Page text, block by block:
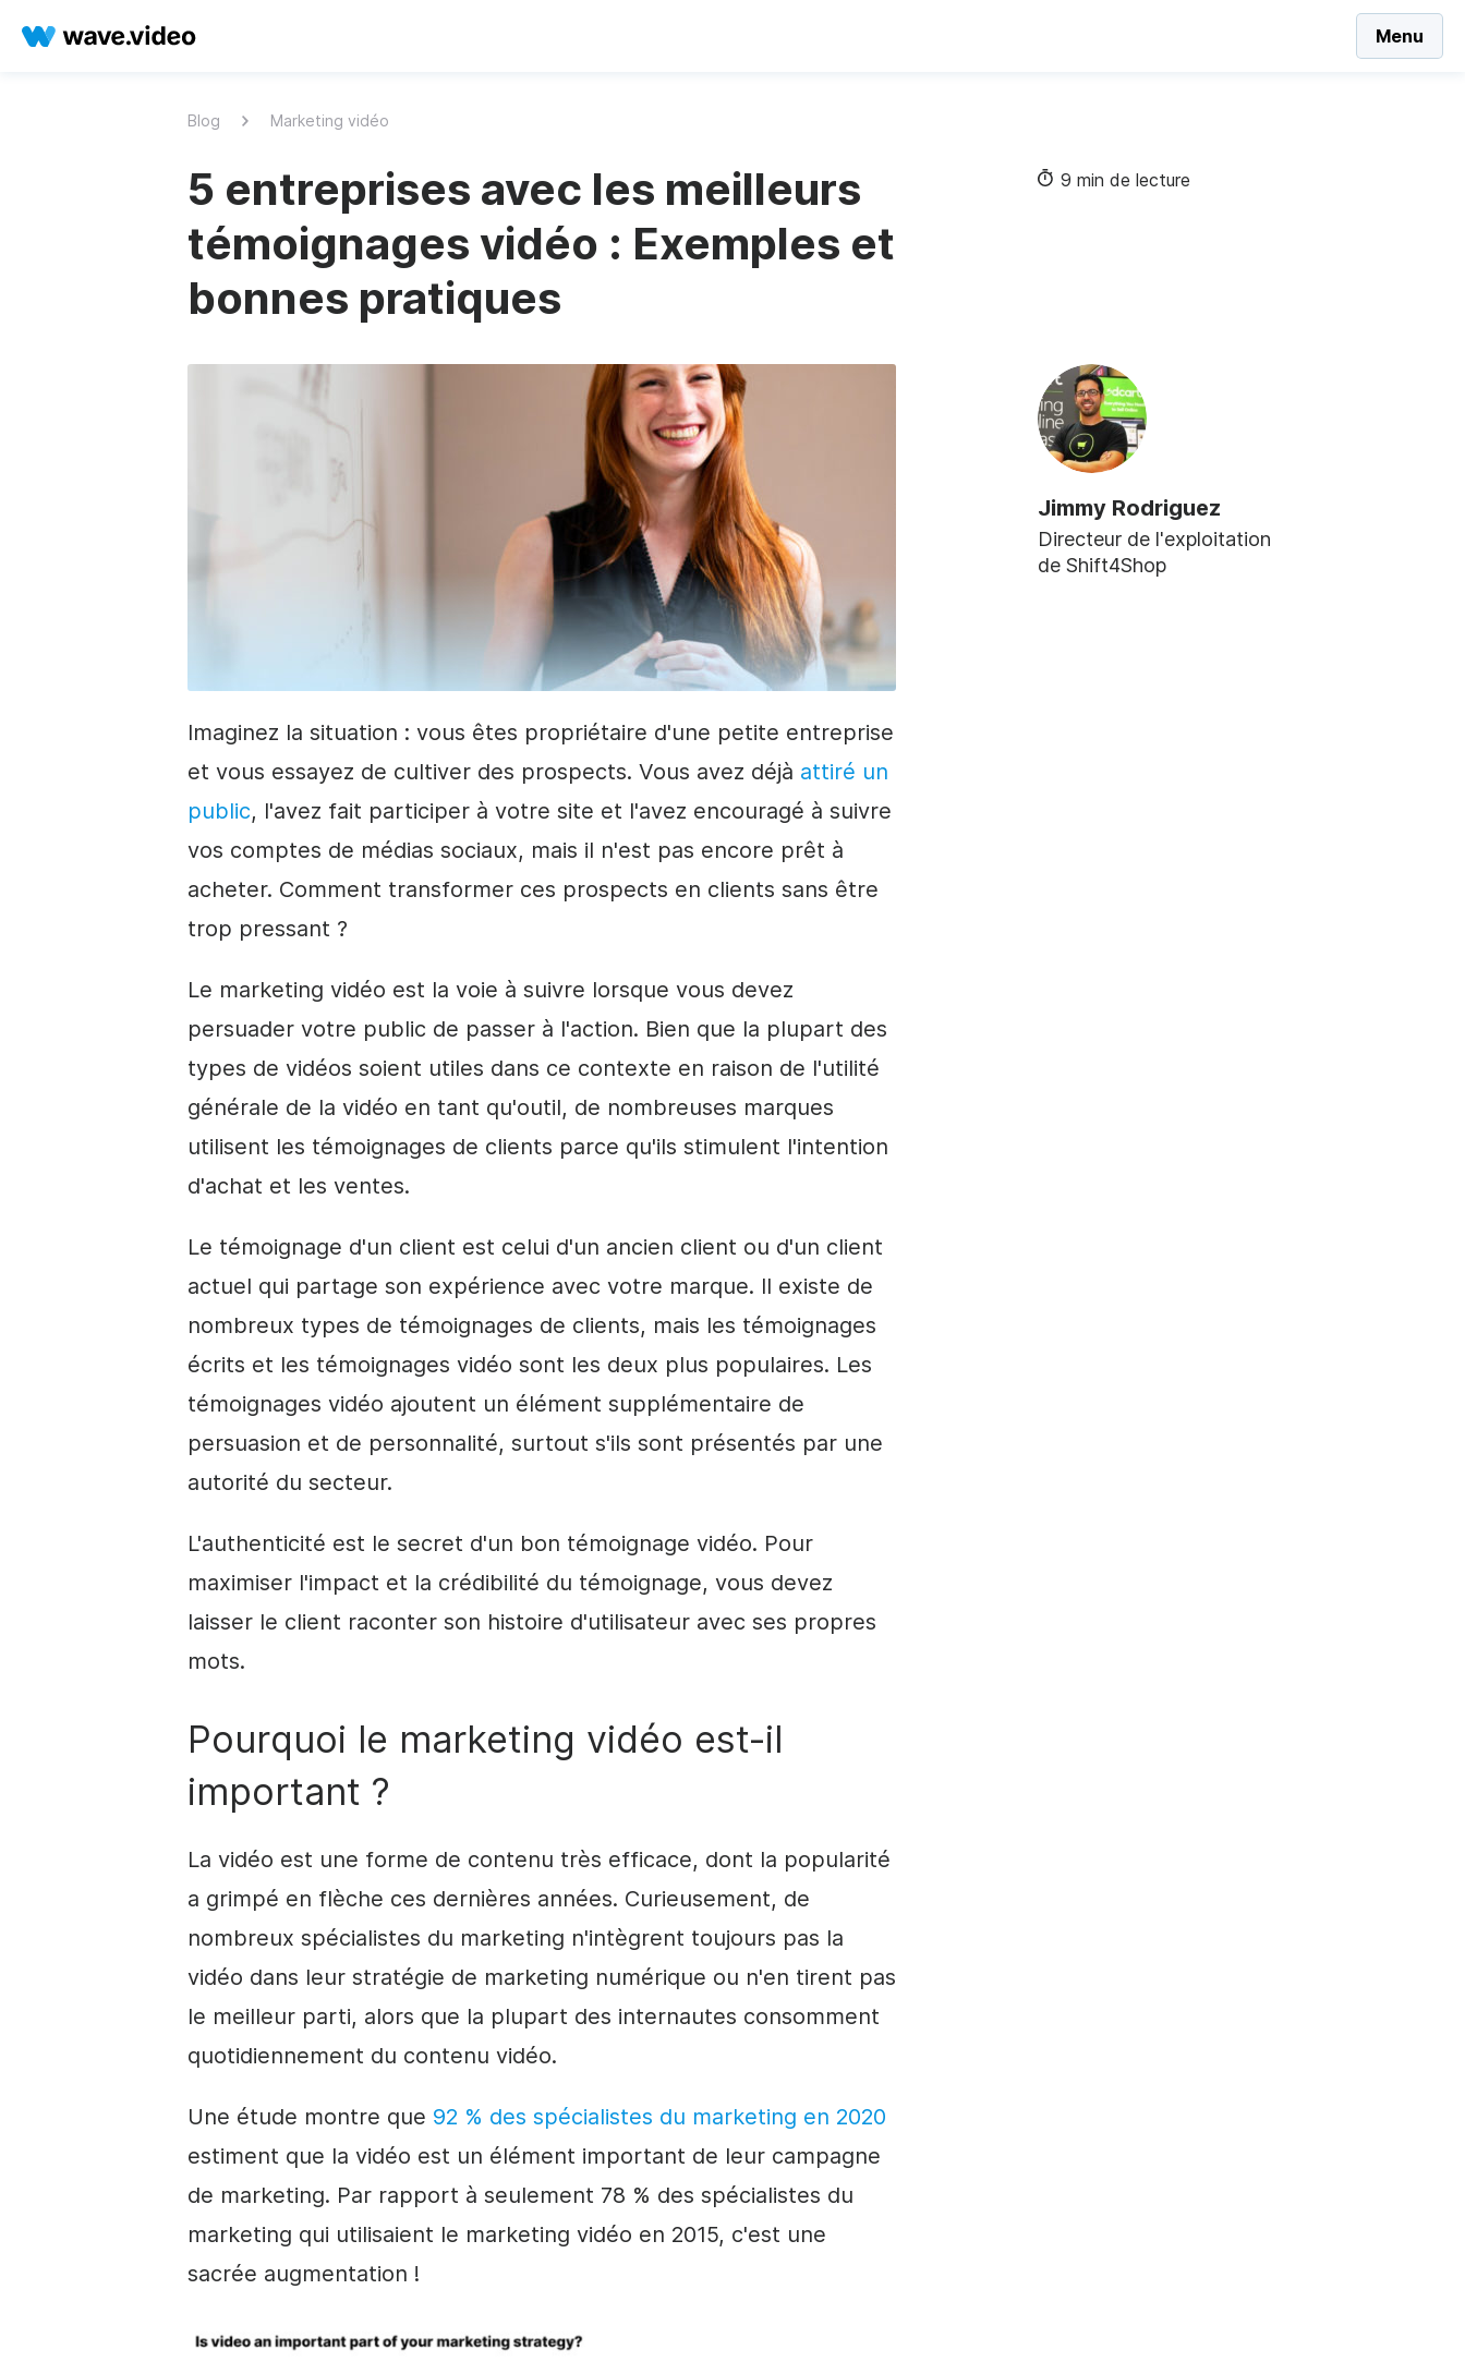
Menu
Blog Marketing vidéo
5 entreprises avec les meilleurs
témoignages vidéo : Exemples et
bonnes pratiques
9 min de lecture
Jimmy Rodriguez
Directeur de l'exploitation
de Shift4Shop
Imaginez la situation : vous êtes propriétaire d'une petite entreprise
et vous essayez de cultiver des prospects. Vous avez déjà attiré un
public, l'avez fait participer à votre site et l'avez encouragé à suivre
vos comptes de médias sociaux, mais il n'est pas encore prêt à
acheter. Comment transformer ces prospects en clients sans être
trop pressant ?
Le marketing vidéo est la voie à suivre lorsque vous devez
persuader votre public de passer à l'action. Bien que la plupart des
types de vidéos soient utiles dans ce contexte en raison de l'utilité
générale de la vidéo en tant qu'outil, de nombreuses marques
utilisent les témoignages de clients parce qu'ils stimulent l'intention
d'achat et les ventes.
Le témoignage d'un client est celui d'un ancien client ou d'un client
actuel qui partage son expérience avec votre marque. Il existe de
nombreux types de témoignages de clients, mais les témoignages
écrits et les témoignages vidéo sont les deux plus populaires. Les
témoignages vidéo ajoutent un élément supplémentaire de
persuasion et de personnalité, surtout s'ils sont présentés par une
autorité du secteur.
L'authenticité est le secret d'un bon témoignage vidéo. Pour
maximiser l'impact et la crédibilité du témoignage, vous devez
laisser le client raconter son histoire d'utilisateur avec ses propres
mots.
Pourquoi le marketing vidéo est-il
important ?
La vidéo est une forme de contenu très efficace, dont la popularité
a grimpé en flèche ces dernières années. Curieusement, de
nombreux spécialistes du marketing n'intègrent toujours pas la
vidéo dans leur stratégie de marketing numérique ou n'en tirent pas
le meilleur parti, alors que la plupart des internautes consomment
quotidiennement du contenu vidéo.
Une étude montre que 92 % des spécialistes du marketing en 2020
estiment que la vidéo est un élément important de leur campagne
de marketing. Par rapport à seulement 78 % des spécialistes du
marketing qui utilisaient le marketing vidéo en 2015, c'est une
sacrée augmentation !